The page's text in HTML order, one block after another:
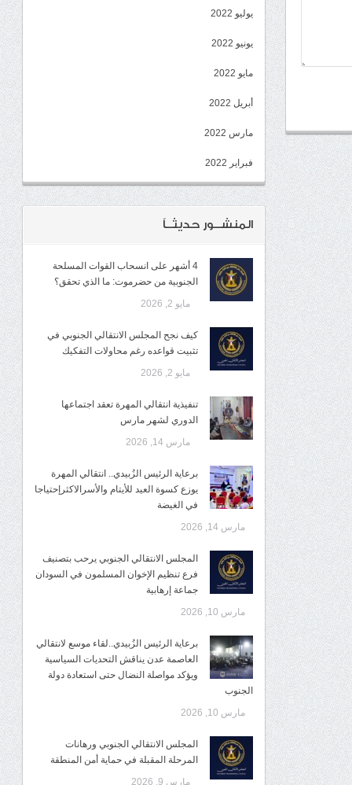
يوليو 2022
يونيو 2022
مايو 2022
أبريل 2022
مارس 2022
فبراير 2022
المنشــور حديثــاً
4 أشهر على انسحاب القوات المسلحة
الجنوبية من حضرموت: ما الذي تحقق؟
مايو 2, 2026
كيف نجح المجلس الانتقالي الجنوبي في
تثبيت قواعده رغم محاولات التفكيك
مايو 2, 2026
تنفيذية انتقالي المهرة تعقد اجتماعها
الدوري لشهر مارس
مارس 14, 2026
برعاية الرئيس الزُبيدي.. انتقالي المهرة
يوزع كسوة العيد للأيتام والأسرالاكثرإحتياجا
في الغيضة
مارس 14, 2026
المجلس الانتقالي الجنوبي يرحب بتصنيف
فرع تنظيم الإخوان المسلمون في السودان
جماعة إرهابية
مارس 10, 2026
برعاية الرئيس الزُبيدي..لقاء موسع لانتقالي
العاصمة عدن يناقش التحديات السياسية
ويؤكد مواصلة النضال حتى استعادة دولة
الجنوب
مارس 10, 2026
المجلس الانتقالي الجنوبي ورهانات
المرحلة المقبلة في حماية أمن المنطقة
مارس 9, 2026